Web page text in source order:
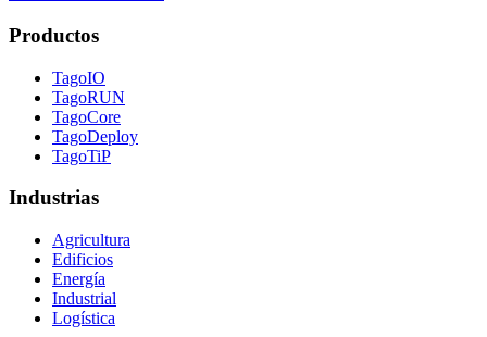
Productos
TagoIO
TagoRUN
TagoCore
TagoDeploy
TagoTiP
Industrias
Agricultura
Edificios
Energía
Industrial
Logística